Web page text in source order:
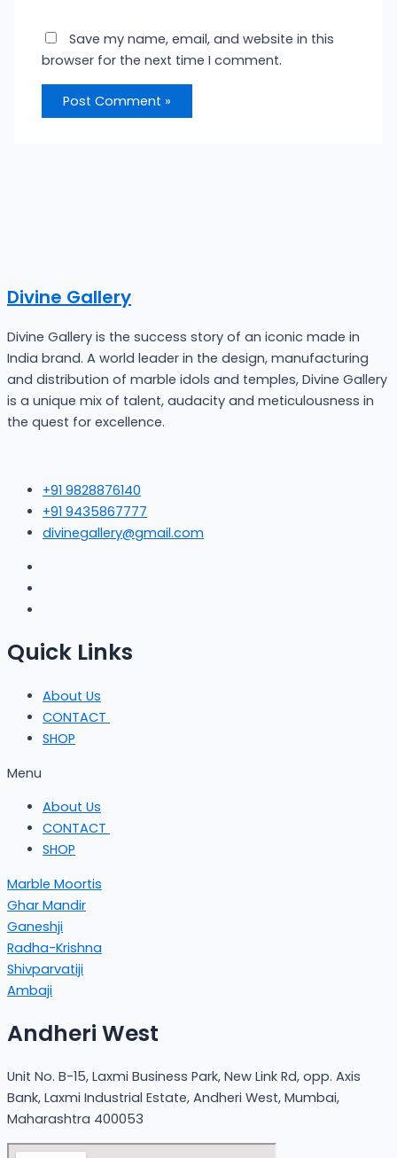
Save my name, email, and website in this
browser for the next time I comment.
Divine Gallery
Divine Gallery is the success story of an iconic made in
India brand. A world leader in the design, manufacturing
and distribution of marble idols and temples, Divine Gallery
is a unique mix of talent, audacity and meticulousness in
the quest for excellence.
+91 9828876140
+91 9435867777
divinegallery@gmail.com
Quick Links
About Us
CONTACT
SHOP
Menu
About Us
CONTACT
SHOP
Marble Moortis
Ghar Mandir
Ganeshji
Radha-Krishna
Shivparvatiji
Ambaji
Andheri West
Unit No. B-15, Laxmi Business Park, New Link Rd, opp. Axis
Bank, Laxmi Industrial Estate, Andheri West, Mumbai,
Maharashtra 400053